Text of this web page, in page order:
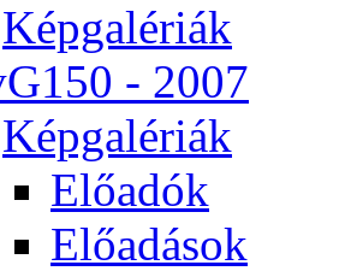
Kép­ga­lé­ri­ák
- 2007
Kép­ga­lé­ri­ák
Elő­adók
Elő­adá­sok